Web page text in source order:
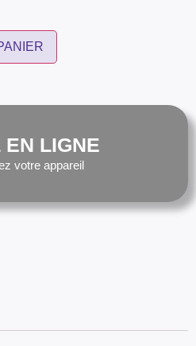
EN LIGNE
votre appareil